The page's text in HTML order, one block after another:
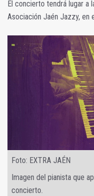
El concierto tendrá lugar a
Asociación Jaén Jazzy, en
Foto: EXTRA JAÉN
Imagen del pianista que
concierto.